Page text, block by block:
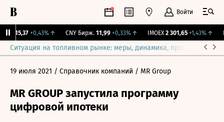
Войти
115,37 +0,43%↑ CNY Бирж. 11,99 +0,33%↑ IMOEX 2 301,65 +1,43%↑
Ситуация на топливном рынке: меры, динамика, прогнозы
19 июля 2021 / Справочник компаний / MR Group
MR GROUP запустила программу
цифровой ипотеки